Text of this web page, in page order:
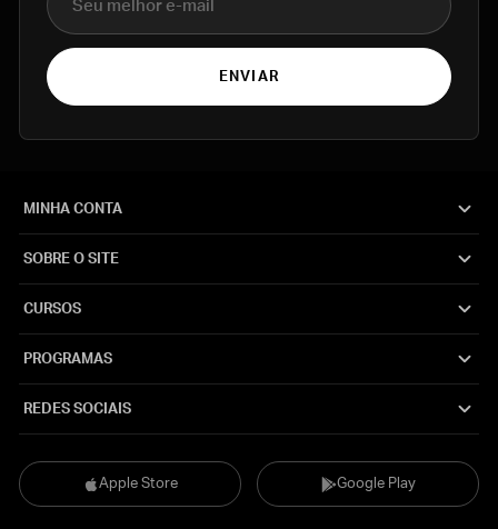
ENVIAR
Apple Store Google Play
MINHA CONTA
SOBRE O SITE
CURSOS
PROGRAMAS
REDES SOCIAIS